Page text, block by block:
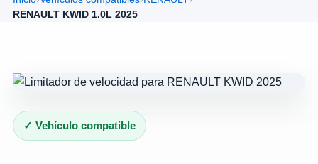
RENAULT KWID 1.0L 2025
✓ Vehículo compatible